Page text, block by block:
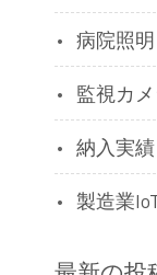
病院照明
監視カメ
納入実績
製造業